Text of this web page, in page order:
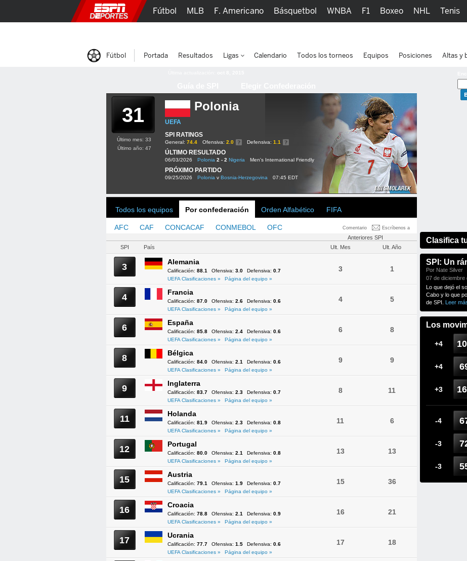
31 Polonia
UEFA
SPI RATINGS
General: 74.4 Ofensiva: 2.0 Defensiva: 1.1
ÚLTIMO RESULTADO
06/03/2026 Polonia 2 - 2 Nigeria Men's International Friendly
PRÓXIMO PARTIDO
09/25/2026 Polonia v Bosnia-Herzegovina 07:45 EDT
Último mes: 33
Último año: 47
Todos los equipos Por confederación Orden Alfabético FIFA
Comentario Escríbenos a
AFC CAF CONCACAF CONMEBOL OFC
Anteriores SPI
SPI
País Ult. Mes Ult. Año
3 Alemania
Calificación: 88.1 Ofensiva: 3.0 Defensiva: 0.7
UEFA Clasificaciones »
Página del equipo »
3 1
4 Francia
Calificación: 87.0 Ofensiva: 2.6 Defensiva: 0.6
UEFA Clasificaciones »
Página del equipo »
4 5
6 España
Calificación: 85.8 Ofensiva: 2.4 Defensiva: 0.6
UEFA Clasificaciones »
Página del equipo »
6 8
8 Bélgica
Calificación: 84.0 Ofensiva: 2.1 Defensiva: 0.6
UEFA Clasificaciones »
Página del equipo »
9 9
9 Inglaterra
Calificación: 83.7 Ofensiva: 2.3 Defensiva: 0.7
UEFA Clasificaciones »
Página del equipo »
8 11
11 Holanda
Calificación: 81.9 Ofensiva: 2.3 Defensiva: 0.8
UEFA Clasificaciones »
Página del equipo »
11 6
12 Portugal
Calificación: 80.0 Ofensiva: 2.1 Defensiva: 0.8
UEFA Clasificaciones »
Página del equipo »
13 13
15 Austria
Calificación: 79.1 Ofensiva: 1.9 Defensiva: 0.7
UEFA Clasificaciones »
Página del equipo »
15 36
16 Croacia
Calificación: 78.8 Ofensiva: 2.1 Defensiva: 0.9
UEFA Clasificaciones »
Página del equipo »
16 21
17 Ucrania
Calificación: 77.7 Ofensiva: 1.5 Defensiva: 0.6
UEFA Clasificaciones »
Página del equipo »
17 18
Clasifica
SPI: Un
Por Nate Silver
07 de diciembre
Lo que dejó el
Cabo y lo que
de SPI. Leer
Los
+4
+4
+3
-4
-3
-3
Fútbol MLB F. Americano Básquetbol WNBA F1 Boxeo NHL Tenis
Fútbol Portada Resultados Ligas Calendario Todos los torneos Equipos Posiciones Altas y